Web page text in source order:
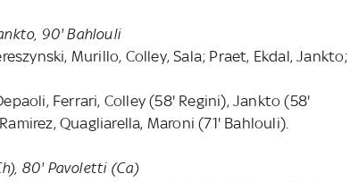
90' Bahlouli
Murillo, Colley, Sala; Praet, Ekdal, Jankto;
Ferrari, Colley (58' Regini), Jankto (58'
Quagliarella, Maroni (71' Bahlouli).
80' Pavoletti (Ca)